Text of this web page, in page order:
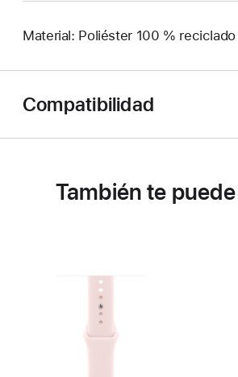
Material: Poliéster 100 %
Compatibilidad
También te